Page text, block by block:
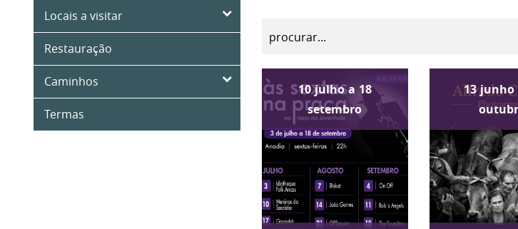
Locais a visitar
Restauração
Caminhos
Termas
10 julho a 18
setembro
13 junho